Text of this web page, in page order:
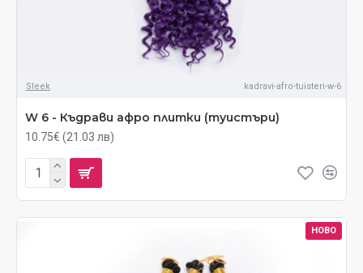
Sleek kadravi-afro-tuisteri-w-6
W 6 - Къдрави афро плитки (туистъри)
10.75€ (21.03 лв)
НОВО